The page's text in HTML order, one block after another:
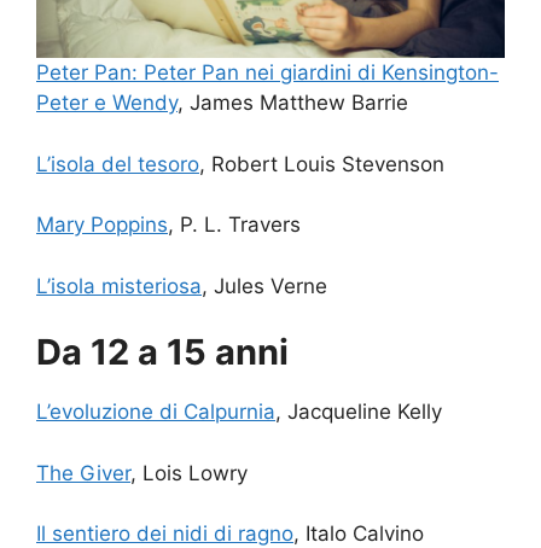
Peter Pan: Peter Pan nei giardini di Kensington-
Peter e Wendy, James Matthew Barrie
L’isola del tesoro, Robert Louis Stevenson
Mary Poppins, P. L. Travers
L’isola misteriosa, Jules Verne
Da 12 a 15 anni
L’evoluzione di Calpurnia, Jacqueline Kelly
The Giver, Lois Lowry
Il sentiero dei nidi di ragno, Italo Calvino